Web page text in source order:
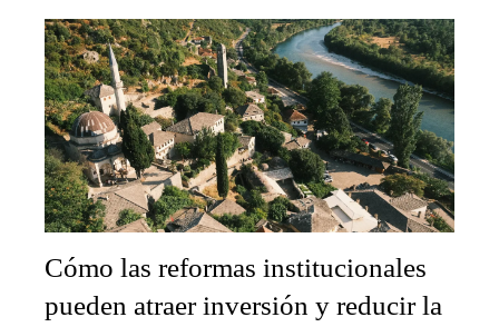
Cómo las reformas institucionales
pueden atraer inversión y reducir la